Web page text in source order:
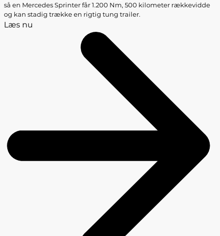
så en Mercedes Sprinter får 1.200 Nm, 500 kilometer rækkevidde
og kan stadig trække en rigtig tung trailer.
Læs nu